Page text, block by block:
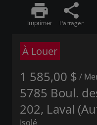
print
Imprimer
share
Partager
À Louer
1 585,00 $ /
5785 Boul.
202, Laval
Isolé